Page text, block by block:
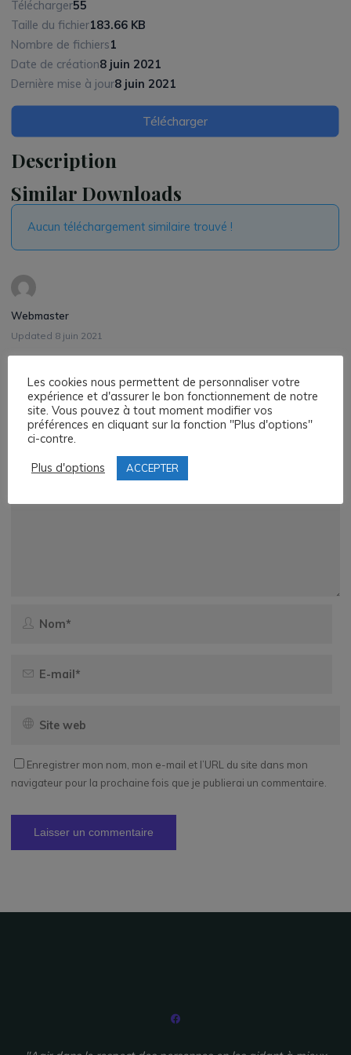
Télécharger55
Taille du fichier183.66 KB
Nombre de fichiers1
Date de création8 juin 2021
Dernière mise à jour8 juin 2021
Télécharger
Description
Similar Downloads
Aucun téléchargement similaire trouvé !
Webmaster
Updated 8 juin 2021
Laisser un commentaire
Votre adresse e-mail ne sera pas publiée. Les champs
obligatoires sont indiqués avec*
Enregistrer mon nom, mon e-mail et l’URL du site dans mon
navigateur pour la prochaine fois que je publierai un commentaire.
Les cookies nous permettent de personnaliser votre
expérience et d'assurer le bon fonctionnement de notre
site. Vous pouvez à tout moment modifier vos
préférences en cliquant sur la fonction "Plus d'options"
ci-contre.
Plus d'options
ACCEPTER